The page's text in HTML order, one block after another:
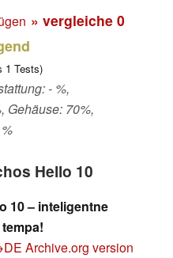
» vergleiche 0
1 Tests)
- %,
Gehäuse: 70%,
Hello 10
10 – inteligentne
Archive.org version